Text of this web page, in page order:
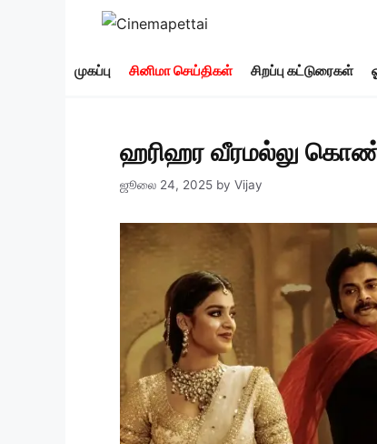
முகப்பு சினிமா செய்திகள் சிறப்பு கட்டுரைகள்
ஹரிஹர வீரமல்லு
ஜூலை 24, 2025 by Vijay